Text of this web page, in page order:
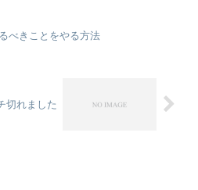
べきことをやる方法
切れました